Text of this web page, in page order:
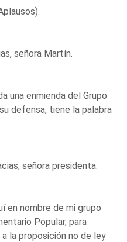
señora Martín.
una enmienda del Grupo
defensa, tiene la palabra
señora presidenta.
en nombre de mi grupo
Popular, para
la proposición no de ley